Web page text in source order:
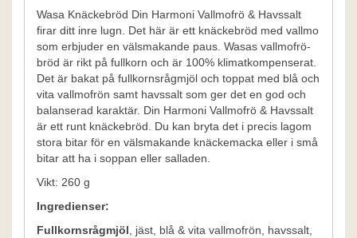
Wasa Knäckebröd Din Harmoni Vallmofrö & Havssalt
firar ditt inre lugn. Det här är ett knäckebröd med vallmo
som erbjuder en välsmakande paus. Wasas vallmofrö-
bröd är rikt på fullkorn och är 100% klimatkompenserat.
Det är bakat på fullkornsrågmjöl och toppat med blå och
vita vallmofrön samt havssalt som ger det en god och
balanserad karaktär. Din Harmoni Vallmofrö & Havssalt
är ett runt knäckebröd. Du kan bryta det i precis lagom
stora bitar för en välsmakande knäckemacka eller i små
bitar att ha i soppan eller salladen.
Vikt: 260 g
Ingredienser:
Fullkornsrågmjöl, jäst, blå & vita vallmofrön, havssalt,